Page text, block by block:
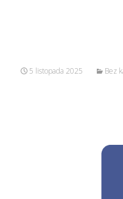
5 listopada 2025 Bez